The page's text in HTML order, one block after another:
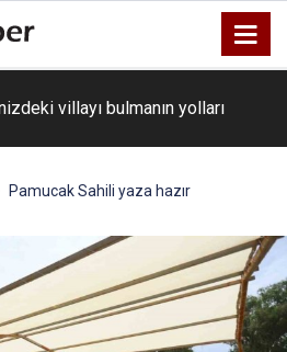
villayı bulmanın yolları
Pamucak Sahili yaza hazır